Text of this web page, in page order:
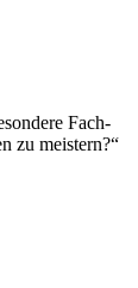
Fach-
zu meistern?“